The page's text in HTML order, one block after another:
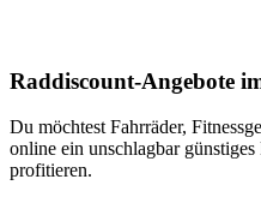
Raddiscount-Angebote
Du möchtest Fahrräder,
online ein unschlagbar
profitieren.